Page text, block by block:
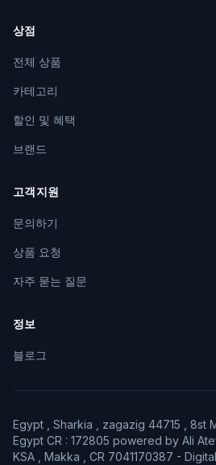
상점
전체 상품
카테고리
할인 및 혜택
브랜드
고객지원
문의하기
상품 요청
자주 묻는 질문
정보
블로그
Egypt , Sharkia , zagazig 44715 , 8st
Egypt CR : 172805 powered by Ali
KSA , Makka , CR 7041170387 -